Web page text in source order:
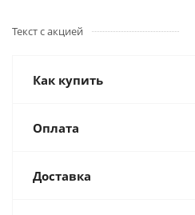
Текст с акцией
Как купить
Оплата
Доставка